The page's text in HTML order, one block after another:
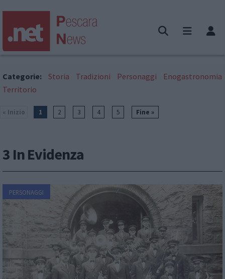
Categorie: Storia Tradizioni Personaggi
Enogastronomia
Territorio
« Inizio 1 2 3 4 5 Fine »
3 In Evidenza
PERSONAGGI